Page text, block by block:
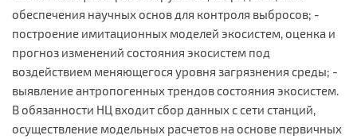
обеспечения научных основ для контроля выбросов; -
построение имитационных моделей экосистем, оценка и
прогноз изменений состояния экосистем под
воздействием меняющегося уровня загрязнения среды; -
выявление антропогенных трендов состояния экосистем.
В обязанности НЦ входит сбор данных с сети станций,
осуществление модельных расчетов на основе первичных